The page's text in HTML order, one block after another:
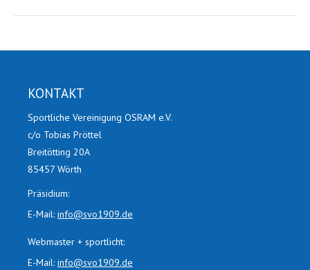
KONTAKT
Sportliche Vereinigung OSRAM e.V.
c/o Tobias Pröttel
Breitötting 20A
85457 Wörth
Präsidium:
E-Mail: info@svo1909.de
Webmaster + sportlicht:
E-Mail: info@svo1909.de